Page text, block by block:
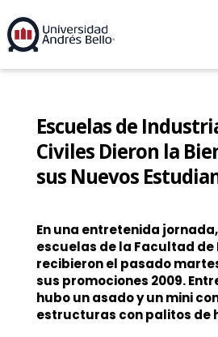
Escuelas de
Civiles Dieron la
sus Nuevos
En una entretenida
escuelas de la Facultad
recibieron el pasado
sus promociones 2009.
hubo un asado y un mini
estructuras con palitos de